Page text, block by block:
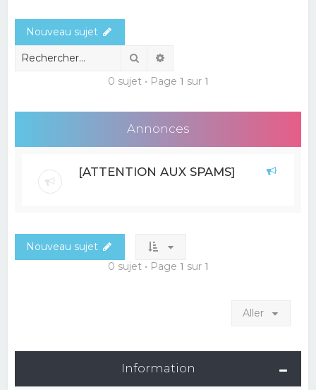
r
Nouveau sujet
Rechercher
0 sujet • Page 1 sur 1
Annonces
[ATTENTION AUX SPAMS]
Nouveau sujet
0 sujet • Page 1 sur 1
Aller
Information